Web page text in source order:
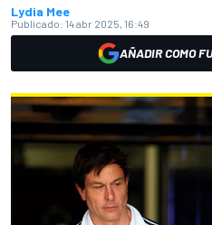
Lydia Mee
Publicado: 14 abr 2025, 16:49
AÑADIR COMO